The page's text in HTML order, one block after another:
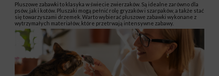
Pluszowe zabawki to klasyka w świecie zwierzaków. Są idealne zarówno dla
psów, jak i kotów. Pluszaki mogą pełnić rolę gryzaków i szarpaków, a także stać
się towarzyszami drzemek. Warto wybierać pluszowe zabawki wykonane z
wytrzymałych materiałów, które przetrwają intensywne zabawy.